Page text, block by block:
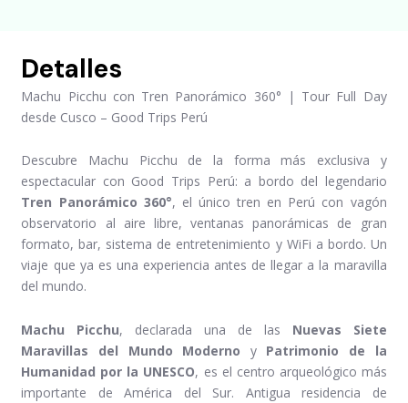
Detalles
Machu Picchu con Tren Panorámico 360° | Tour Full Day
desde Cusco – Good Trips Perú
Descubre Machu Picchu de la forma más exclusiva y
espectacular con Good Trips Perú: a bordo del legendario
Tren Panorámico 360°, el único tren en Perú con vagón
observatorio al aire libre, ventanas panorámicas de gran
formato, bar, sistema de entretenimiento y WiFi a bordo. Un
viaje que ya es una experiencia antes de llegar a la maravilla
del mundo.
Machu Picchu, declarada una de las Nuevas Siete
Maravillas del Mundo Moderno y Patrimonio de la
Humanidad por la UNESCO, es el centro arqueológico más
importante de América del Sur. Antigua residencia de